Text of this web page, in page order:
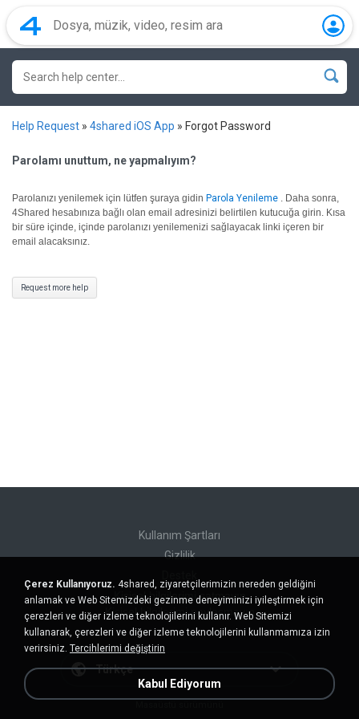
Help Request » 4shared iOS App » Forgot Password
Parolamı unuttum, ne yapmalıyım?
Parolanızı yenilemek için lütfen şuraya gidin Parola Yenileme . Daha sonra,
4Shared hesabınıza bağlı olan email adresinizi belirtilen kutucuğa girin. Kısa
bir süre içinde, içinde parolanızı yenilemenizi sağlayacak linki içeren bir
email alacaksınız.
Request more help
Kullanım Şartları
Gizlilik
Kişisel bilgilerimi satmayın
Kişisel bilgilerimi paylaşmayın
Türkçe
Çerez Kullanıyoruz. 4shared, ziyaretçilerimizin nereden geldiğini
anlamak ve Web Sitemizdeki gezinme deneyiminizi iyileştirmek için
çerezleri ve diğer izleme teknolojilerini kullanır. Web Sitemizi
kullanarak, çerezleri ve diğer izleme teknolojilerini kullanmamıza izin
verirsiniz. Tercihlerimi değiştirin
Kabul Ediyorum